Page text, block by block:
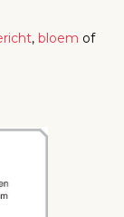
, bloem of